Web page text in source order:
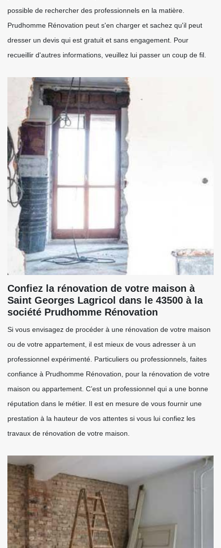
possible de rechercher des professionnels en la matière.
Prudhomme Rénovation peut s'en charger et sachez qu'il peut
dresser un devis qui est gratuit et sans engagement. Pour
recueillir d'autres informations, veuillez lui passer un coup de fil.
Confiez la rénovation de votre maison à
Saint Georges Lagricol dans le 43500 à la
société Prudhomme Rénovation
Si vous envisagez de procéder à une rénovation de votre maison
ou de votre appartement, il est mieux de vous adresser à un
professionnel expérimenté. Particuliers ou professionnels, faites
confiance à Prudhomme Rénovation, pour la rénovation de votre
maison ou appartement. C’est un professionnel qui a une bonne
réputation dans le métier. Il est en mesure de vous fournir une
prestation à la hauteur de vos attentes si vous lui confiez les
travaux de rénovation de votre maison.